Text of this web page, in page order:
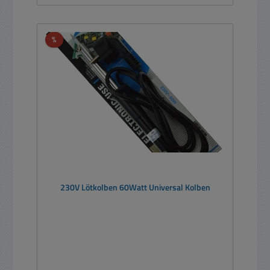
%Rabatt
230V Lötkolben 60Watt Universal Kolben